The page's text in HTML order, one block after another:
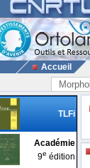
Accueil
TLFi
Académie
9e édition